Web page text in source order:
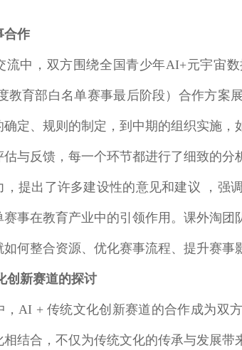
合作
流中，双方围绕全国青少年AI+元宇宙
教育部白名单赛事最后阶段）合作方
定、规则的制定，到中期的组织实施
估与反馈，每一个环节都进行了细致的
，提出了许多建设性的意见和建议 ，强
赛事在教育产业中的引领作用。课外淘
何整合资源、优化赛事流程、提升赛事
创新赛道的探讨
，AI + 传统文化创新赛道的合作成为双
相结合，不仅为传统文化的传承与发展